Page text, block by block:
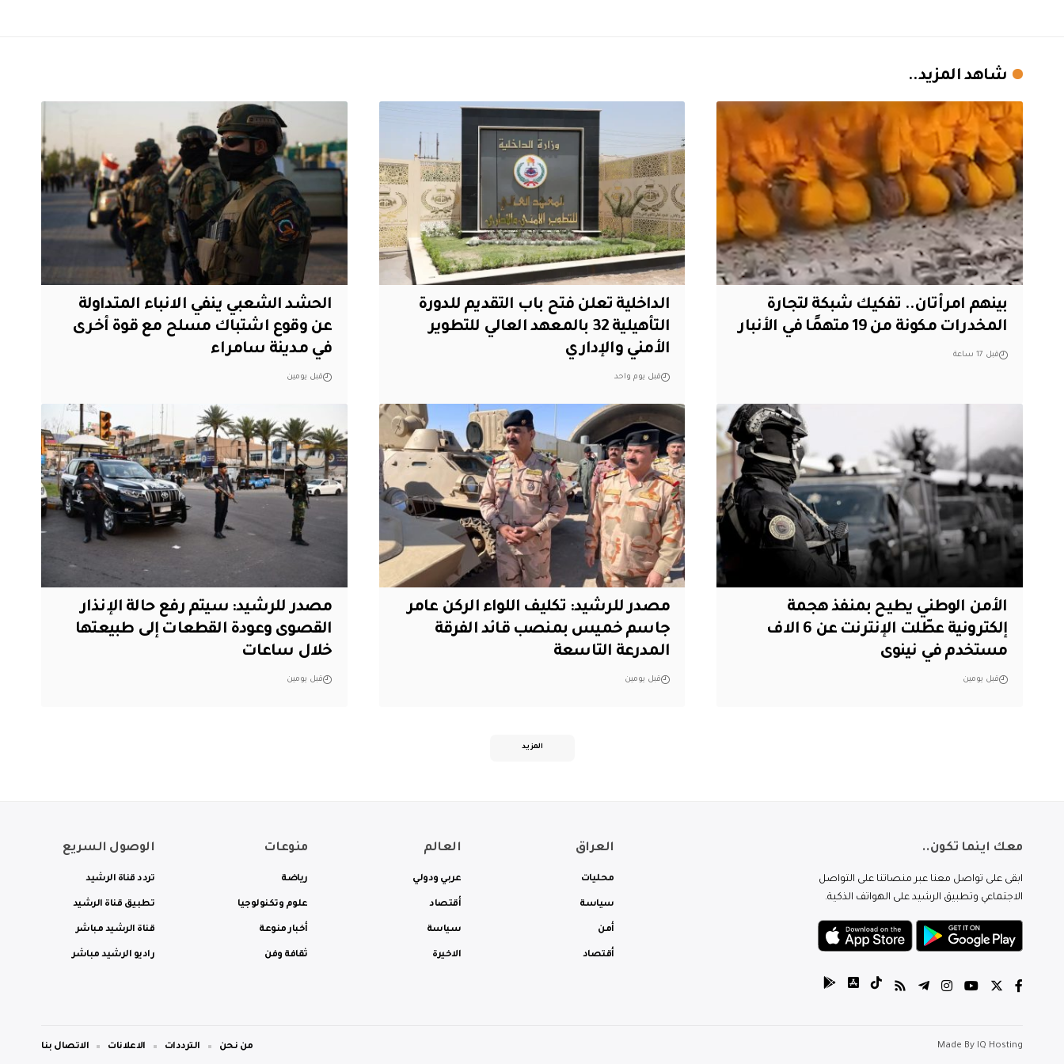
شاهد المزيد..
بينهم امرأتان.. تفكيك شبكة لتجارة
المخدرات مكونة من 19 متهمًا في الأنبار
قبل 17 ساعة
الداخلية تعلن فتح باب التقديم للدورة
التأهيلية 32 بالمعهد العالي للتطوير
الأمني والإداري
قبل يوم واحد
الحشد الشعبي ينفي الانباء المتداولة
عن وقوع اشتباك مسلح مع قوة أخرى
في مدينة سامراء
قبل يومين
الأمن الوطني يطيح بمنفذ هجمة
إلكترونية عطّلت الإنترنت عن 6 الاف
مستخدم في نينوى
قبل يومين
مصدر للرشيد: تكليف اللواء الركن عامر
جاسم خميس بمنصب قائد الفرقة
المدرعة التاسعة
قبل يومين
مصدر للرشيد: سيتم رفع حالة الإنذار
القصوى وعودة القطعات إلى طبيعتها
خلال ساعات
قبل يومين
المزيد
معك اينما تكون..
ابقى على تواصل معنا عبر منصاتنا على التواصل
الاجتماعي وتطبيق الرشيد على الهواتف الذكية.
العراق
محليات
سياسة
أمن
أقتصاد
العالم
عربي ودولي
أقتصاد
سياسة
الاخيرة
منوعات
رياضة
علوم وتكنولوجيا
أخبار منوعة
ثقافة وفن
الوصول السريع
تردد قناة الرشيد
تطبيق قناة الرشيد
قناة الرشيد مباشر
راديو الرشيد مباشر
Made By IQ Hosting من نحن الترددات الاعلانات الاتصال بنا